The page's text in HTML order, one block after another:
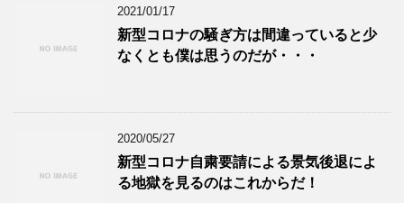
2021/01/17
新型コロナの騒ぎ方は間違っていると少
なくとも僕は思うのだが・・・
2020/05/27
新型コロナ自粛要請による景気後退によ
る地獄を見るのはこれからだ！